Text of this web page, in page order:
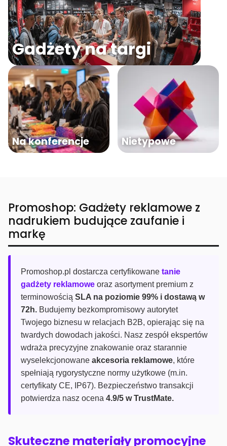
Gadżety na targi
Na konferencje Nietypowe
Promoshop: Gadżety reklamowe z
nadrukiem budujące zaufanie i
markę
Promoshop.pl dostarcza certyfikowane tanie
gadżety reklamowe oraz asortyment premium z
terminowością SLA na poziomie 99% i dostawą w
72h. Budujemy bezkompromisowy autorytet
Twojego biznesu w relacjach B2B, opierając się na
twardych dowodach jakości. Nasz zespół ekspertów
wdraża precyzyjne znakowanie oraz starannie
wyselekcjonowane akcesoria reklamowe, które
spełniają rygorystyczne normy użytkowe (m.in.
certyfikaty CE, IP67). Bezpieczeństwo transakcji
potwierdza nasz ocena 4.9/5 w TrustMate.
Skuteczne materiały promocyjne